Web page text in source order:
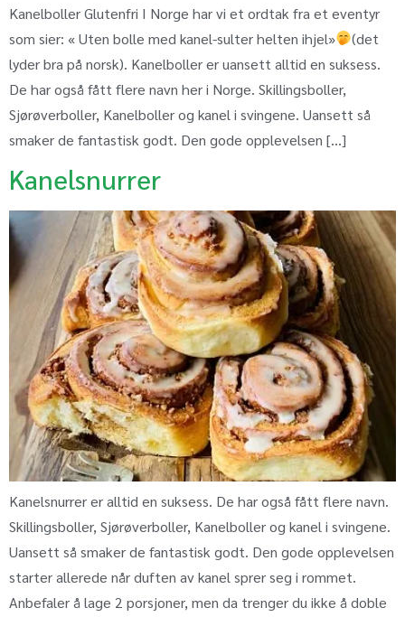
Kanelboller Glutenfri I Norge har vi et ordtak fra et eventyr
som sier: « Uten bolle med kanel-sulter helten ihjel»
(det
lyder bra på norsk). Kanelboller er uansett alltid en suksess.
De har også fått flere navn her i Norge. Skillingsboller,
Sjørøverboller, Kanelboller og kanel i svingene. Uansett så
smaker de fantastisk godt. Den gode opplevelsen […]
Kanelsnurrer
Kanelsnurrer er alltid en suksess. De har også fått flere navn.
Skillingsboller, Sjørøverboller, Kanelboller og kanel i svingene.
Uansett så smaker de fantastisk godt. Den gode opplevelsen
starter allerede når duften av kanel sprer seg i rommet.
Anbefaler å lage 2 porsjoner, men da trenger du ikke å doble